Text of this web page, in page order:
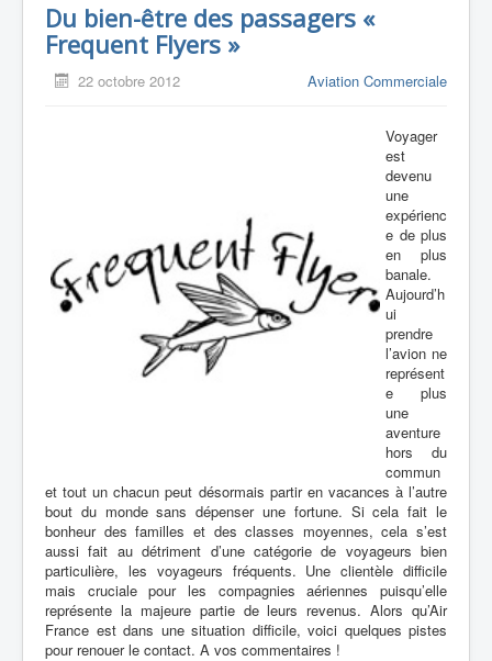
Du bien-être des passagers «
Frequent Flyers »
22 octobre 2012 Aviation Commerciale
Voyager
est
devenu
une
expérienc
e de plus
en plus
banale.
Aujourd’h
ui
prendre
l’avion ne
représent
e plus
une
aventure
hors du
commun
et tout un chacun peut désormais partir en vacances à l’autre
bout du monde sans dépenser une fortune. Si cela fait le
bonheur des familles et des classes moyennes, cela s’est
aussi fait au détriment d’une catégorie de voyageurs bien
particulière, les voyageurs fréquents. Une clientèle difficile
mais cruciale pour les compagnies aériennes puisqu’elle
représente la majeure partie de leurs revenus. Alors qu’Air
France est dans une situation difficile, voici quelques pistes
pour renouer le contact. A vos commentaires !